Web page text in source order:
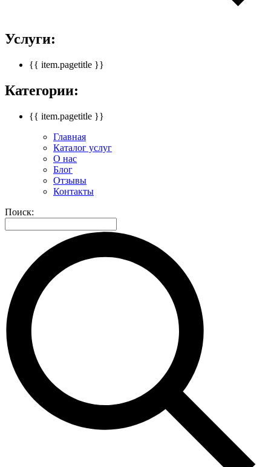
Услуги:
{{ item.pagetitle }}
Категории:
{{ item.pagetitle }}
Главная
Каталог услуг
О нас
Блог
Отзывы
Контакты
Поиск: